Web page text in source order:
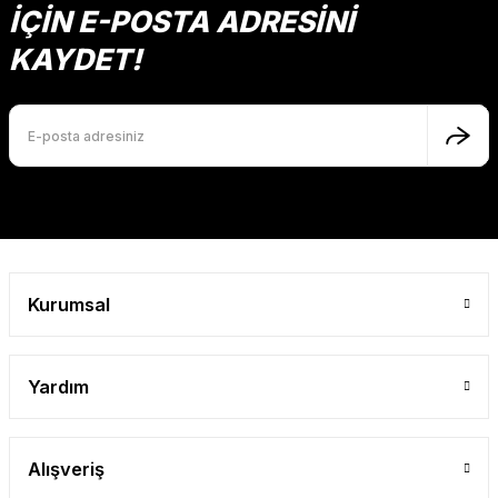
İÇİN E-POSTA ADRESİNİ
KAYDET!
Kurumsal
Yardım
Alışveriş